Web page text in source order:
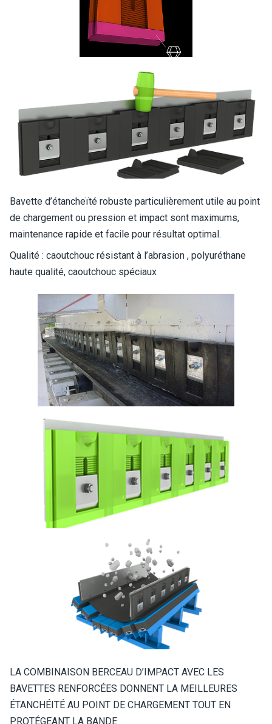
Bavette d’étancheïté robuste particulièrement utile au point
de chargement ou pression et impact sont maximums,
maintenance rapide et facile pour résultat optimal.
Qualité : caoutchouc résistant à l’abrasion , polyuréthane
haute qualité, caoutchouc spéciaux
LA COMBINAISON BERCEAU D’IMPACT AVEC LES
BAVETTES RENFORCÉES DONNENT LA MEILLEURES
ÉTANCHÉITÉ AU POINT DE CHARGEMENT TOUT EN
PROTÉGEANT LA BANDE